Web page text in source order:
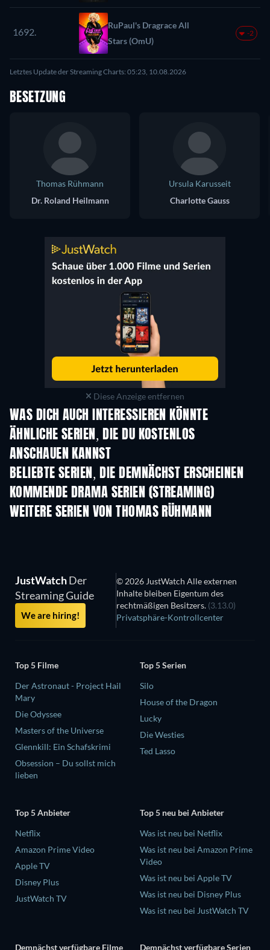
1692.
RuPaul's Dragrace All
Stars (OmU)
-2
Letztes Update der Streaming Charts: 05:23, 10.08.2026
BESETZUNG
Thomas Rühmann
Dr. Roland Heilmann
Ursula Karusseit
Charlotte Gauss
Diese Anzeige entfernen
WAS DICH AUCH INTERESSIEREN KÖNNTE
Serie Serie
ÄHNLICHE SERIEN, DIE DU KOSTENLOS
ANSCHAUEN KANNST
Serie
BELIEBTE SERIEN, DIE DEMNÄCHST ERSCHEINEN
Serie Serie
KOMMENDE DRAMA SERIEN (STREAMING)
Staffel 4 Staffel 6
WEITERE SERIEN VON THOMAS RÜHMANN
Serie Serie
JustWatchDer
Streaming Guide
We are hiring!
© 2026 JustWatch Alle externen
Inhalte bleiben Eigentum des
rechtmäßigen Besitzers. (3.13.0)
Privatsphäre-Kontrollcenter
Top 5 Filme
Der Astronaut - Project Hail
Mary
Die Odyssee
Masters of the Universe
Glennkill: Ein Schafskrimi
Obsession – Du sollst mich
lieben
Top 5 Serien
Silo
House of the Dragon
Lucky
Die Westies
Ted Lasso
Top 5 Anbieter
Netflix
Amazon Prime Video
Apple TV
Disney Plus
JustWatch TV
Top 5 neu bei Anbieter
Was ist neu bei Netflix
Was ist neu bei Amazon Prime
Video
Was ist neu bei Apple TV
Was ist neu bei Disney Plus
Was ist neu bei JustWatch TV
Demnächst verfügbare Filme Demnächst verfügbare Serien